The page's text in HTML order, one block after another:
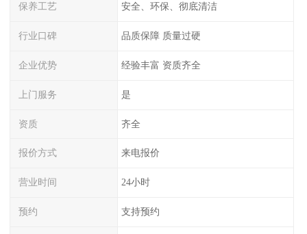
保养工艺 安全、环保、彻底清洁
行业口碑 品质保障 质量过硬
企业优势 经验丰富 资质齐全
上门服务 是
资质 齐全
报价方式 来电报价
营业时间 24小时
预约 支持预约